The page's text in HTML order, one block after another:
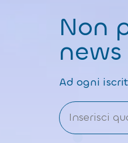
Non
Ad ogni